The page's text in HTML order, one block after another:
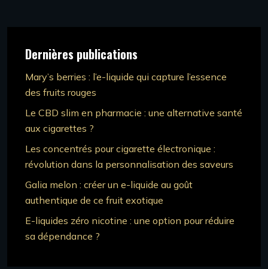
Dernières publications
Mary’s berries : l’e-liquide qui capture l’essence
des fruits rouges
Le CBD slim en pharmacie : une alternative santé
aux cigarettes ?
Les concentrés pour cigarette électronique :
révolution dans la personnalisation des saveurs
Galia melon : créer un e-liquide au goût
authentique de ce fruit exotique
E-liquides zéro nicotine : une option pour réduire
sa dépendance ?